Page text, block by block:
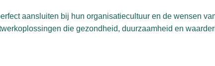
aansluiten bij hun organisatiecultuur en de wensen
die gezondheid, duurzaamheid en